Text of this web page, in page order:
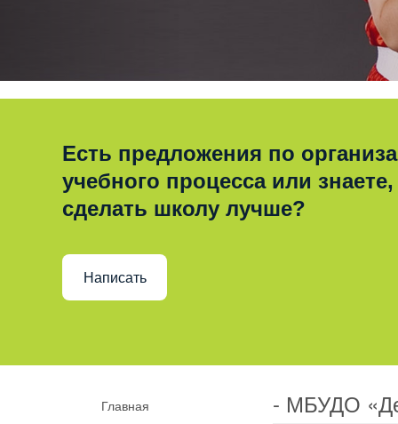
Есть предложения по
учебного процесса или знаете,
сделать школу лучше?
Написать
Главная
- МБУДО